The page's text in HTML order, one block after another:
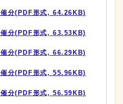
分(PDF形式, 64.26KB)
分(PDF形式, 63.53KB)
分(PDF形式, 66.29KB)
分(PDF形式, 55.96KB)
分(PDF形式, 56.59KB)